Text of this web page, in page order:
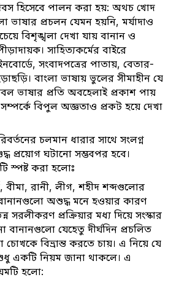
হিসেবে পালন করা হয়: অথচ খোদ
ভাষার প্রচলন যেমন হয়নি, মর্যাদাও
বিশৃঙ্খলা দেখা যায় বানান ও
সাহিত্যকর্মের বাইরে
সংবাদপত্রের পাতায়, বেতার-
বাংলা ভাষায় ভুলের সীমাহীন যে
ভাষার প্রতি অবহেলাই প্রকাশ পায়
বিপুল অজ্ঞতাও প্রকট হয়ে দেখা
চলমান ধারার সাথে সংলগ্ন
প্রয়োগ ঘটানো সম্ভবপর হবে।
স্পষ্ট করা হলোঃ
বীমা, রানী, লীগ, শহীদ শব্দগুলোর
বানানগুলো অশুদ্ধ মনে হওয়ার কারণ
সরলীকরণ প্রক্রিয়ার মধ্য দিয়ে সংস্কার
যেহেতু দীর্ঘদিন প্রচলিত
বিভ্রান্ত করতে চায়। এ নিয়ে যে
একটি নিয়ম জানা থাকলে। এ
হলো: